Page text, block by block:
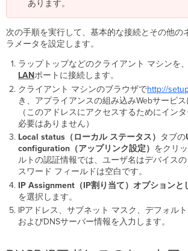
あります。
次の手順を実行して、基本的な接続とその他の
ラメータを設定します。
ラップトップなどのクライアント マシンを
LANポートに接続します。
クライアント マシンのブラウザでhttp://
き、アプライアンスの組み込みWebサービス
（このアドレスにアクセスするためにイン
必要はありません）
Local status（ローカル ステータス） タブの
configuration（アップリンク設定） をクリ
ルトの認証情報では、ユーザ名はデバイス
スワード フィールドは空白です。
IP Assignment（IP割り当て） オプションと
を選択します。
IPアドレス、サブネット マスク、デフォルト
およびDNSサーバー情報を入力します。